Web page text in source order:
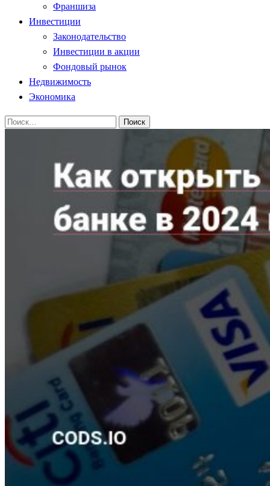
Франшиза
Инвестиции
Законодательство
Инвестиции в акции
Фондовый рынок
Недвижимость
Экономика
Найти: